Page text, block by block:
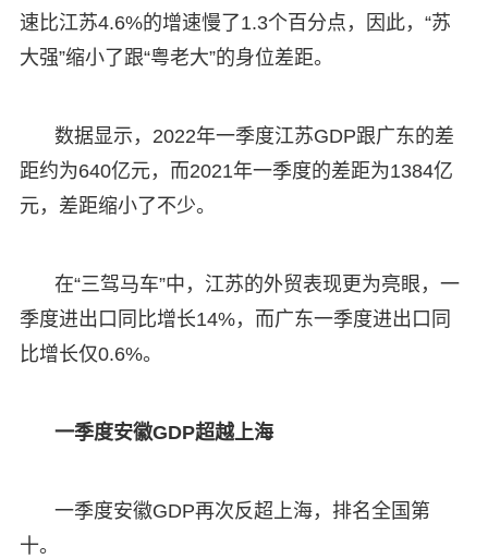
速比江苏4.6%的增速慢了1.3个百分点，因此，“苏
大强”缩小了跟“粤老大”的身位差距。
数据显示，2022年一季度江苏GDP跟广东的差
距约为640亿元，而2021年一季度的差距为1384亿
元，差距缩小了不少。
在“三驾马车”中，江苏的外贸表现更为亮眼，一
季度进出口同比增长14%，而广东一季度进出口同
比增长仅0.6%。
一季度安徽GDP超越上海
一季度安徽GDP再次反超上海，排名全国第
十。